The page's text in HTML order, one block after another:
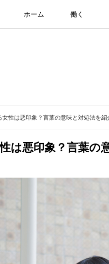
ホーム 働く
女性は悪印象？言葉の意味と対処法を紹
は悪印象？言葉の